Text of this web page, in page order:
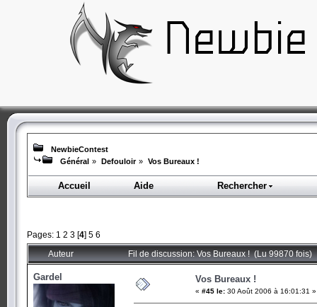
NewbieContest
Général » Defouloir » Vos Bureaux !
Accueil Aide Rechercher
Pages: 1 2 3 [4] 5 6
Auteur Fil de discussion: Vos Bureaux ! (Lu 99870 fois)
Gardel Vos Bureaux !
« #45 le: 30 Août 2006 à 16:01:31 »